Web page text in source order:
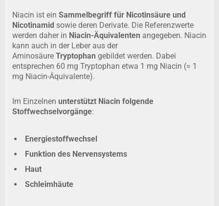
Niacin ist ein Sammelbegriff für Nicotinsäure und
Nicotinamid sowie deren Derivate. Die Referenzwerte
werden daher in Niacin-Äquivalenten angegeben. Niacin
kann auch in der Leber aus der
Aminosäure Tryptophan gebildet werden. Dabei
entsprechen 60 mg Tryptophan etwa 1 mg Niacin (= 1
mg Niacin-Äquivalente).
Im Einzelnen unterstützt Niacin folgende
Stoffwechselvorgänge:
Energiestoffwechsel
Funktion des Nervensystems
Haut
Schleimhäute